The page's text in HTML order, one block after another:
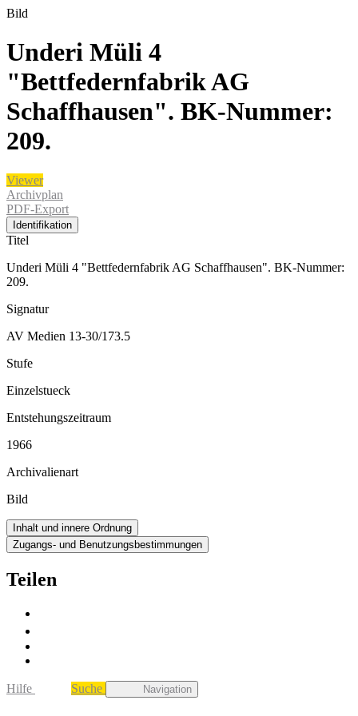
Bild
Underi Müli 4
"Bettfedernfabrik AG
Schaffhausen". BK-Nummer:
209.
Viewer
Archivplan
PDF-Export
Identifikation
Titel
Underi Müli 4 "Bettfedernfabrik AG Schaffhausen". BK-Nummer:
209.
Signatur
AV Medien 13-30/173.5
Stufe
Einzelstueck
Entstehungszeitraum
1966
Archivalienart
Bild
Inhalt und innere Ordnung
Zugangs- und Benutzungsbestimmungen
Teilen
Hilfe Suche Navigation